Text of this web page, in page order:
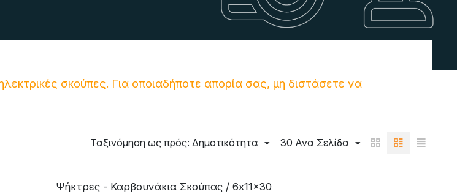
σκούπες. Για οποιαδήποτε απορία σας, μη διστάσετε να
Ταξινόμηση ως πρός: Δημοτικότητα 30 Ανα Σελίδα
Ψήκτρες - Καρβουνάκια Σκούπας / 6x11x30